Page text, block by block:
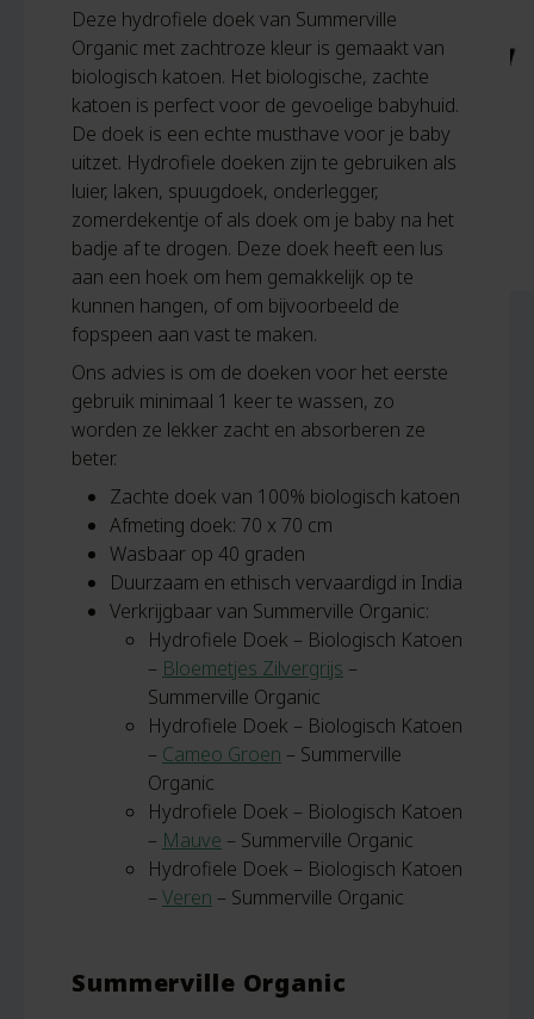
Deze hydrofiele doek van Summerville
Organic met zachtroze kleur is gemaakt van
biologisch katoen. Het biologische, zachte
katoen is perfect voor de gevoelige babyhuid.
De doek is een echte musthave voor je baby
uitzet. Hydrofiele doeken zijn te gebruiken als
luier, laken, spuugdoek, onderlegger,
zomerdekentje of als doek om je baby na het
badje af te drogen. Deze doek heeft een lus
aan een hoek om hem gemakkelijk op te
kunnen hangen, of om bijvoorbeeld de
fopspeen aan vast te maken.
Ons advies is om de doeken voor het eerste
gebruik minimaal 1 keer te wassen, zo
worden ze lekker zacht en absorberen ze
beter.
Zachte doek van 100% biologisch katoen
Afmeting doek: 70 x 70 cm
Wasbaar op 40 graden
Duurzaam en ethisch vervaardigd in India
Verkrijgbaar van Summerville Organic:
Hydrofiele Doek – Biologisch Katoen
– Bloemetjes Zilvergrijs –
Summerville Organic
Hydrofiele Doek – Biologisch Katoen
– Cameo Groen – Summerville
Organic
Hydrofiele Doek – Biologisch Katoen
– Mauve – Summerville Organic
Hydrofiele Doek – Biologisch Katoen
– Veren – Summerville Organic
Summerville Organic